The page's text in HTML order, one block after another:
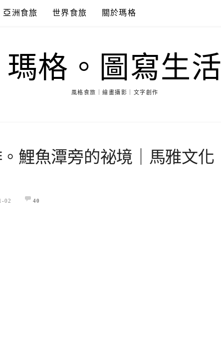
亞洲食旅 世界食旅 關於瑪格
瑪格。圖寫生活
風格食旅｜繪畫攝影｜文字創作
鯉魚潭旁的祕境｜馬雅文化
02 40